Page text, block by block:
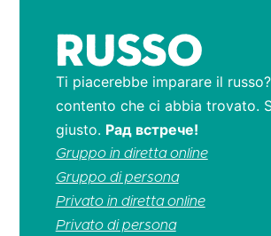
Russo
Ti piacerebbe imparare il
contento che ci abbia trovato.
giusto. Pад встрече!
Gruppo in diretta online
Gruppo di persona
Privato in diretta online
Privato di persona